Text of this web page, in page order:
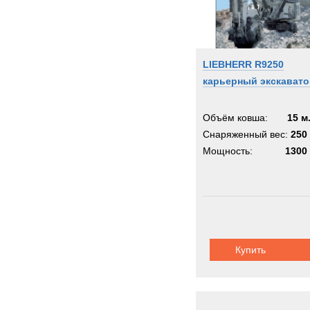
LIEBHERR R9250
карьерный
Объём ковша:
15
Снаряженный вес: 250
Мощность:
1300
Купить